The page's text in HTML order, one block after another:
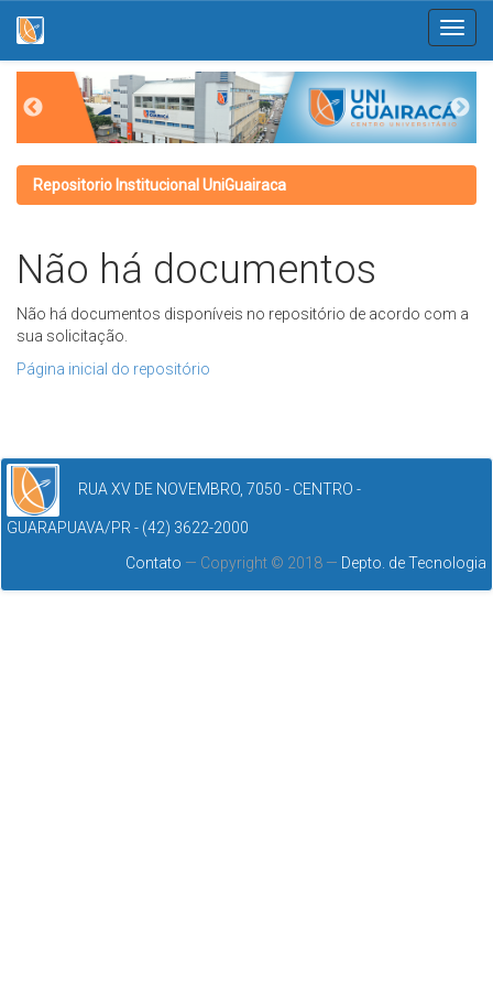
navigation
Repositorio Institucional UniGuairaca
Não há documentos
Não há documentos disponíveis no repositório de acordo com a
sua solicitação.
Página inicial do repositório
RUA XV DE NOVEMBRO, 7050 - CENTRO -
GUARAPUAVA/PR - (42) 3622-2000
Contato — Copyright © 2018 — Depto. de Tecnologia